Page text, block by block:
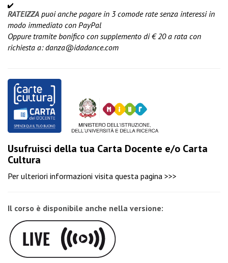
RATEIZZA puoi anche pagare in 3 comode rate senza interessi in
modo immediato con PayPal
Oppure tramite bonifico con supplemento di € 20 a rata con
richiesta a:danza@idadance.com
Usufruisci della tua Carta Docente e/o Carta
Cultura
Per ulteriori informazioni visita questa pagina >>>
Il corso è disponibile anche nella versione: